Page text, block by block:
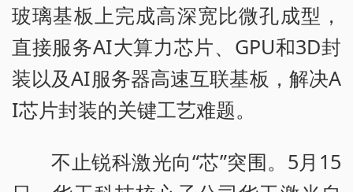
玻璃基板上完成高深宽比微孔成型，
直接服务AI大算力芯片、GPU和3D封
装以及AI服务器高速互联基板，解决A
I芯片封装的关键工艺难题。
不止锐科激光向“芯”突围。5月15